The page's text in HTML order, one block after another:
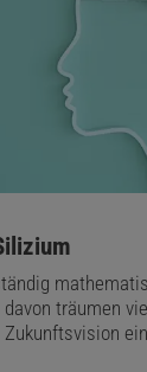
träumen